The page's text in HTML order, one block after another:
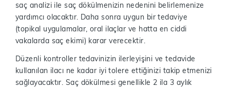
saç analizi ile saç dökülmenizin nedenini belirlemenize
yardımcı olacaktır. Daha sonra uygun bir tedaviye
(topikal uygulamalar, oral ilaçlar ve hatta en ciddi
vakalarda saç ekimi) karar verecektir.
Düzenli kontroller tedavinizin ilerleyişini ve tedavide
kullanılan ilacı ne kadar iyi tolere ettiğinizi takip etmenizi
sağlayacaktır. Saç dökülmesi genellikle 2 ila 3 aylık